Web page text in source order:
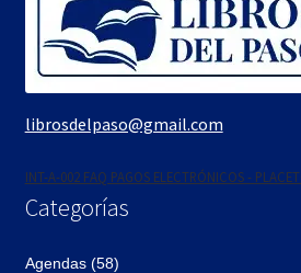
librosdelpaso@gmail.com
INT-A-002 FAQ PAGOS ELECTRÓNICOS -
Categorías
Agendas (58)